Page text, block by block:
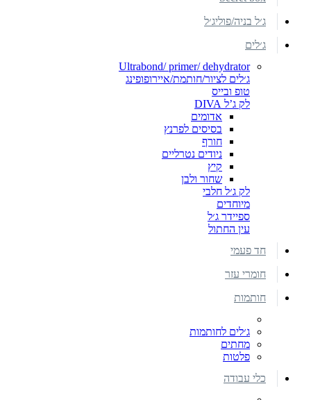
ג׳ל בניה/פוליג׳ל
ג׳לים
Ultrabond/ primer/ dehydrator
ג׳לים לציור/חותמת/איירופופינג
טופ ובייס
לק ג’ל DIVA
אדומים
בסיסים לפרנץ
חורף
ניודים נטרליים
קיץ
שחור ולבן
לק ג׳ל חלבי
מיוחדים
ספיידר ג׳ל
עין החתול
חד פעמי
חומרי עזר
חותמות
ג׳לים לחותמות
מחתים
פלטות
כלי עבודה